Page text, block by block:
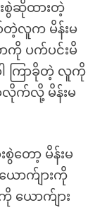
စွဲဆိုထားတဲ့
စ်တဲ့လူက မိန်းမ
ကို ပက်ပင်းမိ
ကြာခိုတဲ့ လူကို
လိုက်လို့ မိန်းမ
တော့ မိန်းမ
ာက်ျားကို
ယောက်ျား